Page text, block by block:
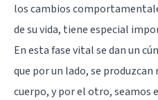
los cambios
de su vida, tiene especial
En esta fase vital se dan un
que por un lado, se
cuerpo, y por el otro, seamos